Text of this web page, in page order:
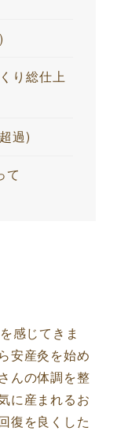
り総仕上
過)
て
感じてきま
安産灸を始め
んの体調を整
に産まれるお
復を良くした